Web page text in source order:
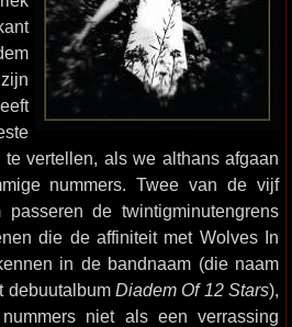
vertellen, als we althans afgaan
nummers. Twee van de vijf
de twintigminutengrens
die de affiniteit met Wolves In
in de bandnaam (die naam
debuutalbum Diadem Of 12 Stars),
niet als een verrassing